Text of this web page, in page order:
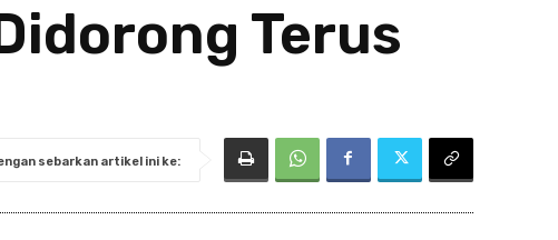
Terus
sebarkan artikel ini ke: